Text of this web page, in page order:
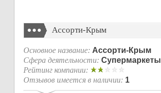
Ассорти-Крым
Основное название: Ассорти-Крым
Сфера деятельности: Супермаркеты
Рейтинг компании:
Отзывов имеется в наличии: 1